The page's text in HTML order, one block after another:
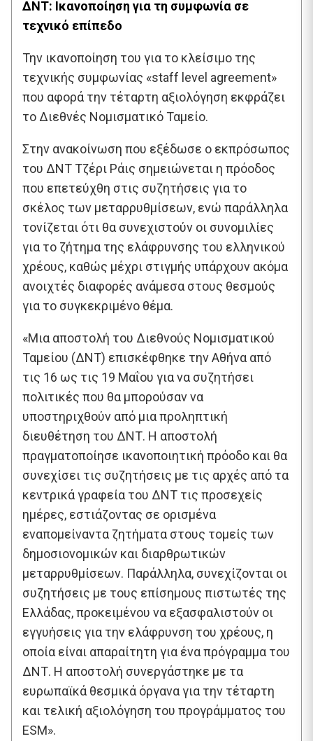
ΔΝΤ: Ικανοποίηση για τη συμφωνία σε
τεχνικό επίπεδο
Την ικανοποίηση του για το κλείσιμο της
τεχνικής συμφωνίας «staff level agreement»
που αφορά την τέταρτη αξιολόγηση εκφράζει
το Διεθνές Νομισματικό Ταμείο.
Στην ανακοίνωση που εξέδωσε ο εκπρόσωπος
του ΔΝΤ Τζέρι Ράις σημειώνεται η πρόοδος
που επετεύχθη στις συζητήσεις για το
σκέλος των μεταρρυθμίσεων, ενώ παράλληλα
τονίζεται ότι θα συνεχιστούν οι συνομιλίες
για το ζήτημα της ελάφρυνσης του ελληνικού
χρέους, καθώς μέχρι στιγμής υπάρχουν ακόμα
ανοιχτές διαφορές ανάμεσα στους θεσμούς
για το συγκεκριμένο θέμα.
«Μια αποστολή του Διεθνούς Νομισματικού
Ταμείου (ΔΝΤ) επισκέφθηκε την Αθήνα από
τις 16 ως τις 19 Μαΐου για να συζητήσει
πολιτικές που θα μπορούσαν να
υποστηριχθούν από μια προληπτική
διευθέτηση του ΔΝΤ. Η αποστολή
πραγματοποίησε ικανοποιητική πρόοδο και θα
συνεχίσει τις συζητήσεις με τις αρχές από τα
κεντρικά γραφεία του ΔΝΤ τις προσεχείς
ημέρες, εστιάζοντας σε ορισμένα
εναπομείναντα ζητήματα στους τομείς των
δημοσιονομικών και διαρθρωτικών
μεταρρυθμίσεων. Παράλληλα, συνεχίζονται οι
συζητήσεις με τους επίσημους πιστωτές της
Ελλάδας, προκειμένου να εξασφαλιστούν οι
εγγυήσεις για την ελάφρυνση του χρέους, η
οποία είναι απαραίτητη για ένα πρόγραμμα του
ΔΝΤ. Η αποστολή συνεργάστηκε με τα
ευρωπαϊκά θεσμικά όργανα για την τέταρτη
και τελική αξιολόγηση του προγράμματος του
ESM».